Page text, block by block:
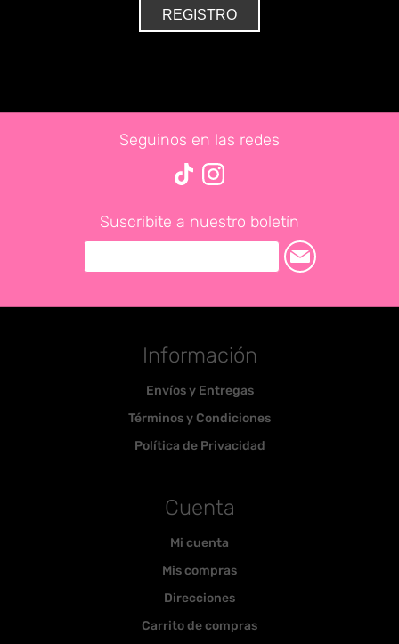
Seguinos en las redes
Suscribite a nuestro boletín
Información
Envíos y Entregas
Términos y Condiciones
Política de Privacidad
Cuenta
Mi cuenta
Mis compras
Direcciones
Carrito de compras